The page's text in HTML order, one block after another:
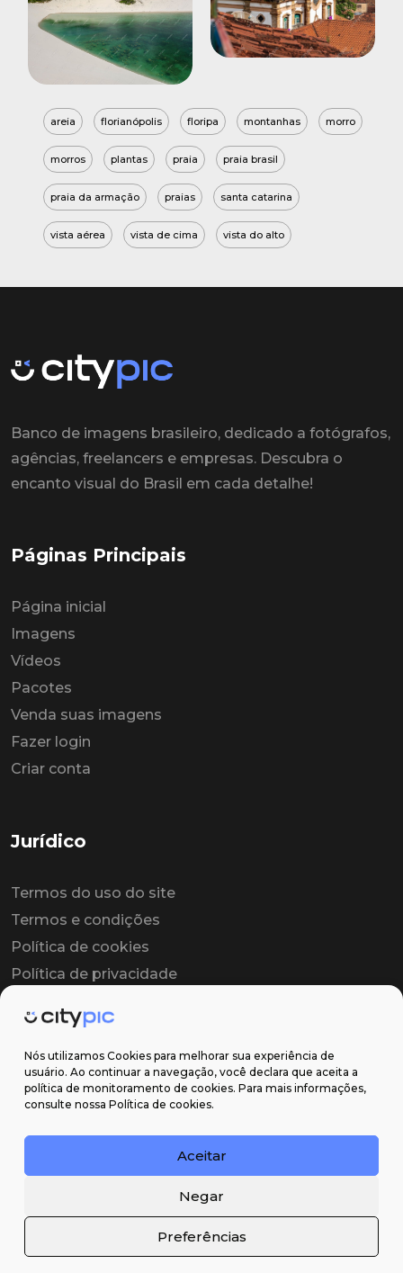
Nós utilizamos Cookies para melhorar sua experiência de
usuário. Ao continuar a navegação, você declara que aceita a
política de monitoramento de cookies. Para mais informações,
consulte nossa Política de cookies.
Aceitar
Negar
Preferências
areia florianópolis floripa montanhas morro
morros plantas praia praia brasil
praia da armação praias santa catarina
vista aérea vista de cima vista do alto
Banco de imagens brasileiro, dedicado a fotógrafos,
agências, freelancers e empresas. Descubra o
encanto visual do Brasil em cada detalhe!
Páginas Principais
Página inicial
Imagens
Vídeos
Pacotes
Venda suas imagens
Fazer login
Criar conta
Jurídico
Termos do uso do site
Termos e condições
Política de cookies
Política de privacidade
Contrato de licença
Suporte
Email: contato@citypic.com.br